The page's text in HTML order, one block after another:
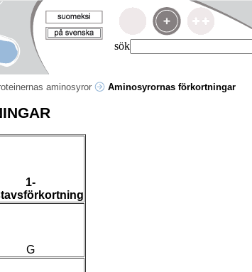
sök
aminosyror Aminosyrornas förkortningar
1-
G